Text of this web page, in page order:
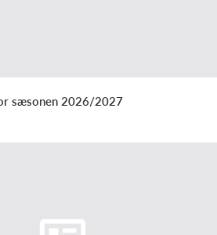
sæsonen 2026/2027